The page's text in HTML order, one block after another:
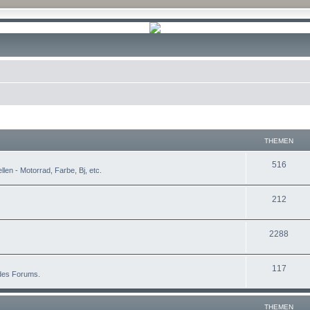
THEMEN
- Motorrad, Farbe, Bj, etc.
516T
e
m
e
n
212T
e
m
e
n
2288
m
e
Forums.
117T
e
THEMEN